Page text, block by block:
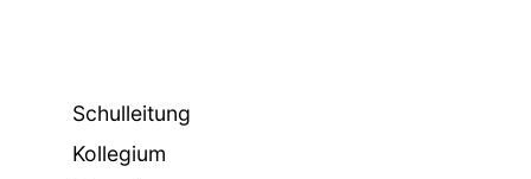
Schulleitung
Kollegium